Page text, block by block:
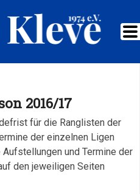
2016/17
für die Ranglisten der
der einzelnen Ligen
und Termine der
den jeweiligen Seiten